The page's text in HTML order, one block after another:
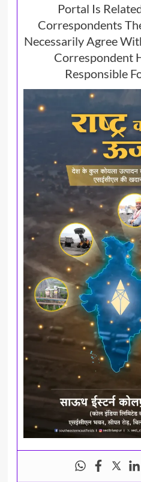
Portal Is
Correspondents
Necessarily Agree
Correspondent
Responsible